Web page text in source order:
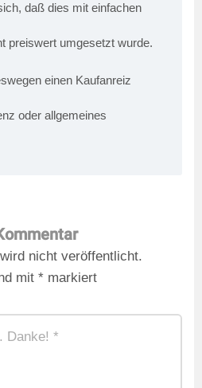
daß dies mit einfachen
preiswert umgesetzt wurde.
einen Kaufanreiz
oder allgemeines
nicht veröffentlicht.
mit * markiert